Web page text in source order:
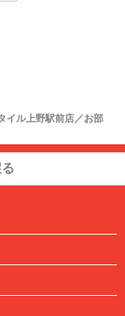
イル上野駅前店／お部